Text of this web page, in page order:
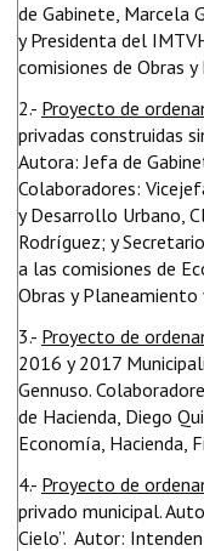
de Gabinete, Marcela
y Presidenta del
comisiones de Obras
2.- Proyecto de
privadas construidas
Autora: Jefa de
Colaboradores:
y Desarrollo Urbano,
Rodríguez; y
a las comisiones de
Obras y Planeamiento
3.- Proyecto de
2016 y 2017
Gennuso.
de Hacienda, Diego
Economía, Hacienda,
4.- Proyecto de
privado municipal.
Cielo”. Autor: